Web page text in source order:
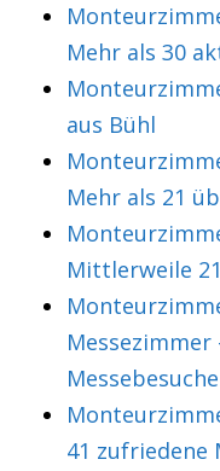
Mehr als 30
aus Bühl
Mehr als 21
Mittlerweile
41 zufriedene